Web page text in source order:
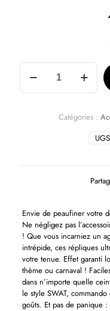
Catégories :
Envie de peaufiner votre
Ne négligez pas
! Que vous incarniez un
intrépide, ces répliques
votre tenue. Effet garanti
thème ou carnaval !
dans n’importe quelle
le style SWAT,
goûts. Et pas de panique